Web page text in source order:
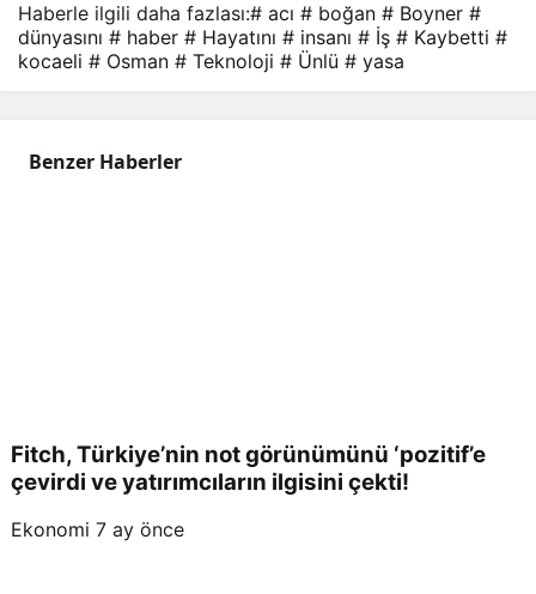
Haberle ilgili daha fazlası:# acı # boğan # Boyner #
dünyasını # haber # Hayatını # insanı # İş # Kaybetti #
kocaeli # Osman # Teknoloji # Ünlü # yasa
Benzer Haberler
Fitch, Türkiye’nin not görünümünü ‘pozitif’e
çevirdi ve yatırımcıların ilgisini çekti!
Ekonomi 7 ay önce